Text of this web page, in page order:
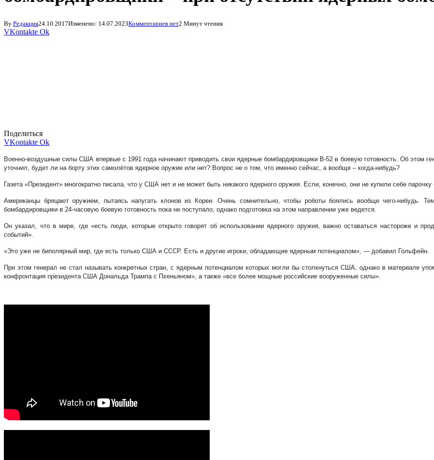
By Редакция24.10.2017Изменено: 14.07.2023Комментариев нет2 Минут чтения
VKontakte Ok
Поделиться
VKontakte Ok
Военно-воздушные силы США впервые с 1991 года начинают приводить свои ядерные бомбардировщики B-52 в боевую готовность. Об этом
уточнил, будет ли на борту этих самолётов ядерное оружие или нет? Вопрос не о том, что именно сейчас, а вообще – когда-нибудь?
Газета «Президент» многократно писала, что у США нет и не может быть никакого ядерного оружия. Если, конечно, они не купили себе
Американцы бряцают оружием, пытаясь напугать клонов из Кореи. Очень сомнительно, чтобы роботы боялись вообще чего-нибудь.
бомбардировщики в 24-часовую боевую готовность пока не поступало, однако подготовка на этом направлении уже ведется.
Он указал, что в мире, где «есть люди, которые открыто говорят об использовании ядерного оружия, важно оставаться настороже и
событий».
«Это уже не биполярный мир, где есть только США и СССР. Есть и другие игроки, обладающие ядерным потенциалом», — добавил Гольфейн.
При этом генерал не стал называть конкретных стран, с ядерным потенциалом которых могли бы столкнуться США, однако в материале
конфронтация президента США Дональда Трампа с Пхеньяном», а также «все более мощные российские вооруженные силы».